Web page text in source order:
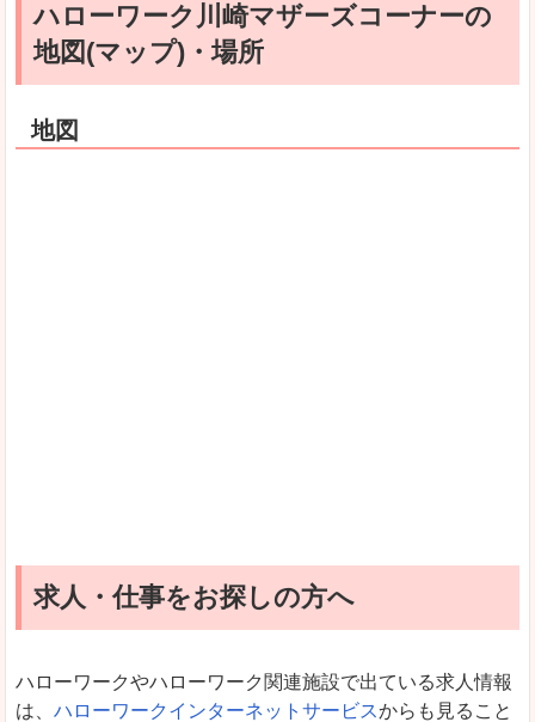
ハローワーク川崎マザーズコーナーの
地図(マップ)・場所
地図
求人・仕事をお探しの方へ
ハローワークやハローワーク関連施設で出ている求人情報
は、 ハローワークインターネットサービスからも見ること